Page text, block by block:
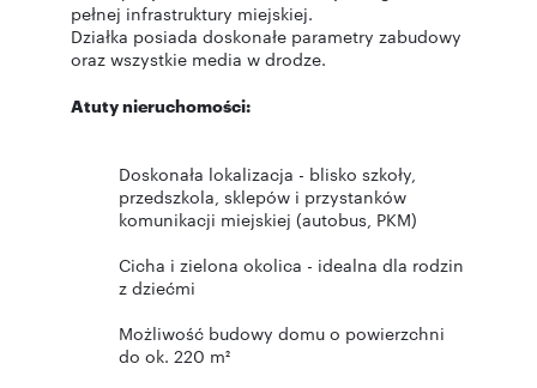
pełnej infrastruktury miejskiej.
Działka posiada doskonałe parametry zabudowy
oraz wszystkie media w drodze.
Atuty nieruchomości:
Doskonała lokalizacja - blisko szkoły,
przedszkola, sklepów i przystanków
komunikacji miejskiej (autobus, PKM)
Cicha i zielona okolica - idealna dla rodzin
z dziećmi
Możliwość budowy domu o powierzchni
do ok. 220 m²